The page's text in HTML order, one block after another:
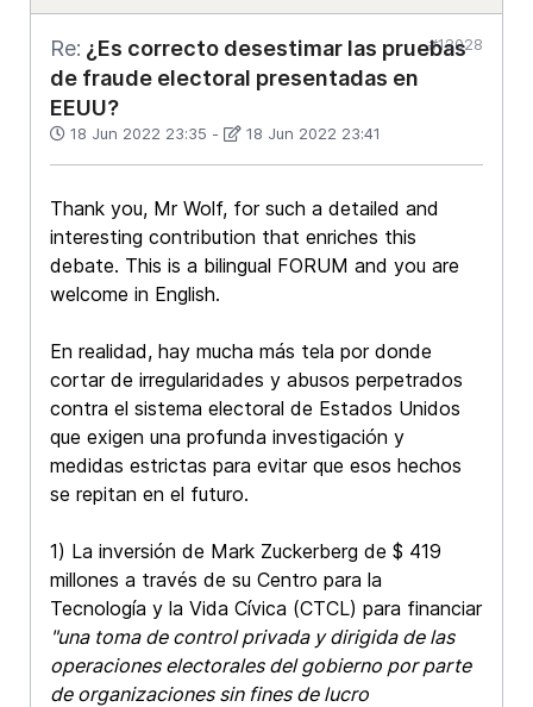
Re: ¿Es correcto desestimar las pruebas
de fraude electoral presentadas en
EEUU?
18 Jun 2022 23:35 - 18 Jun 2022 23:41
#12028
Thank you, Mr Wolf, for such a detailed and
interesting contribution that enriches this
debate. This is a bilingual FORUM and you are
welcome in English.
En realidad, hay mucha más tela por donde
cortar de irregularidades y abusos perpetrados
contra el sistema electoral de Estados Unidos
que exigen una profunda investigación y
medidas estrictas para evitar que esos hechos
se repitan en el futuro.
1) La inversión de Mark Zuckerberg de $ 419
millones a través de su Centro para la
Tecnología y la Vida Cívica (CTCL) para financiar
"una toma de control privada y dirigida de las
operaciones electorales del gobierno por parte
de organizaciones sin fines de lucro